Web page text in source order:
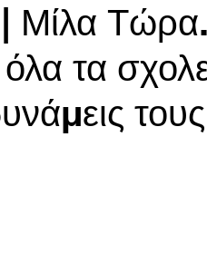
Μίλα
τα